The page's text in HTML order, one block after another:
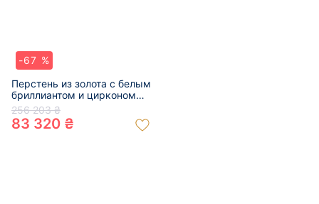
-67 %
Перстень из золота с белым
бриллиантом и цирконом
«Квадрат» 01-200344064
256 203 ₴
83 320 ₴